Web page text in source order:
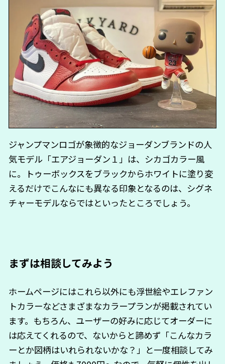
ジャンプマンロゴが象徴的なジョーダンブランドの人
気モデル「エアジョーダン１」は、シカゴカラー風
に。トゥーボックスをブラックからホワイトに塗り変
えるだけでこんなにも異なる印象となるのは、シグネ
チャーモデルならではといったところでしょう。
まずは相談してみよう
ホームページにはこれら以外にも浮世絵やエレファン
トカラーなどさまざまなカラープランが掲載されてい
ます。もちろん、ユーザーの好みに応じてオーダーに
は応えてくれるので、ないからと諦めず「こんなカラ
ーとか図柄はいれられないかな？」と一度相談してみ